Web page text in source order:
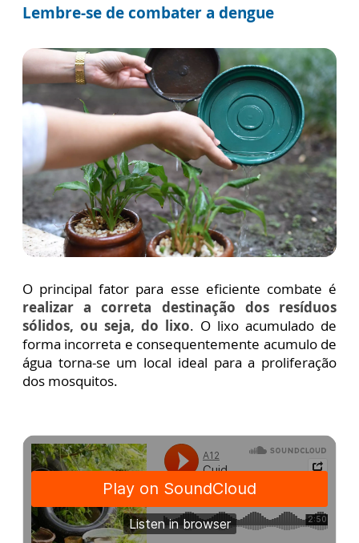
Lembre-se de combater a dengue
O principal fator para esse eficiente combate é
realizar a correta destinação dos resíduos
sólidos, ou seja, do lixo. O lixo acumulado de
forma incorreta e consequentemente acumulo de
água torna-se um local ideal para a proliferação
dos mosquitos.